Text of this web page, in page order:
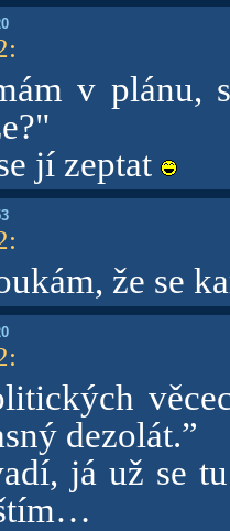
:
v plánu,
jí zeptat
:
že se
:
dezolát.”
já už se